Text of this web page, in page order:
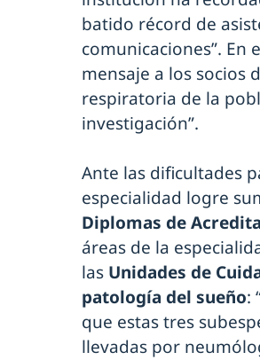
batido récord de
comunicaciones”.
mensaje a los socios
respiratoria de la
investigación”.
Ante las dificultades
especialidad logre
Diplomas de
áreas de la
las Unidades de
patología del sueño:
que estas tres
llevadas por